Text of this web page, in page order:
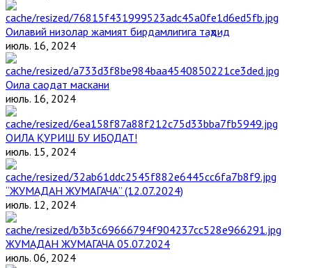
Оилавий низолар жамият бирдамлигига таҳдид
июль. 16, 2024
Оила саодат маскани
июль. 16, 2024
ОИЛА ҚУРИШ БУ ИБОДАТ!
июль. 15, 2024
“ЖУМАДАН ЖУМАГАЧА” (12.07.2024)
июль. 12, 2024
ЖУМАДАН ЖУМАГАЧА 05.07.2024
июль. 06, 2024